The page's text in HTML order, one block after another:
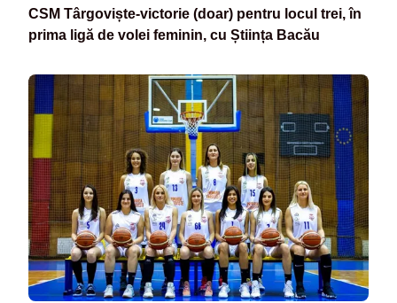
CSM Târgoviște-victorie (doar) pentru locul trei, în
prima ligă de volei feminin, cu Știința Bacău